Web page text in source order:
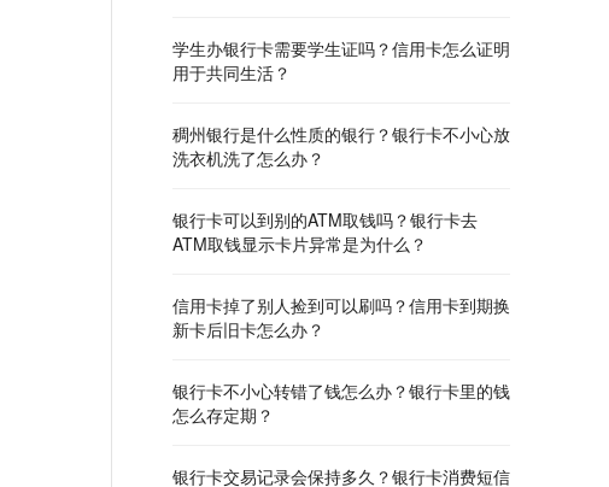
学生办银行卡需要学生证吗？信用卡怎么证明
用于共同生活？
稠州银行是什么性质的银行？银行卡不小心放
洗衣机洗了怎么办？
银行卡可以到别的ATM取钱吗？银行卡去
ATM取钱显示卡片异常是为什么？
信用卡掉了别人捡到可以刷吗？信用卡到期换
新卡后旧卡怎么办？
银行卡不小心转错了钱怎么办？银行卡里的钱
怎么存定期？
银行卡交易记录会保持多久？银行卡消费短信